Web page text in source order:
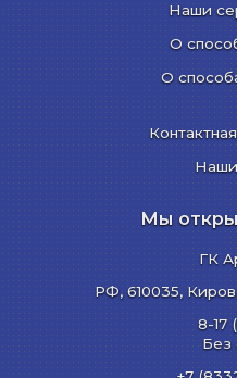
Наши
О
О
Наши
Мы
ГК
РФ, 610035, Киров
8-17
Без